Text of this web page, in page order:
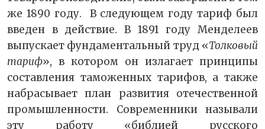
же 1890 году. В следующем году тариф был
введен в действие. В 1891 году Менделеев
выпускает фундаментальный труд «Толковый
тариф», в котором он излагает принципы
составления таможенных тарифов, а также
набрасывает план развития отечественной
промышленности. Современники называли
эту работу «библией русского